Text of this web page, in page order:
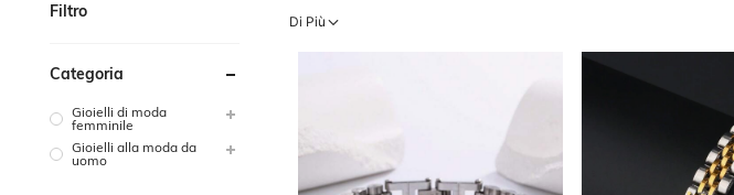
Filtro
Categoria
Gioielli di moda
femminile
Gioielli alla moda da
uomo
Di Più